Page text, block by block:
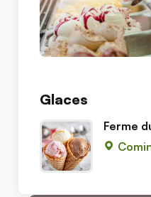
Glaces
Ferme